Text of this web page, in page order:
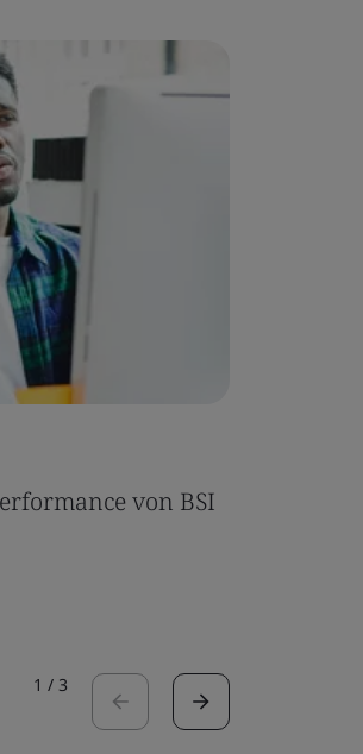
von BSI
1 / 3